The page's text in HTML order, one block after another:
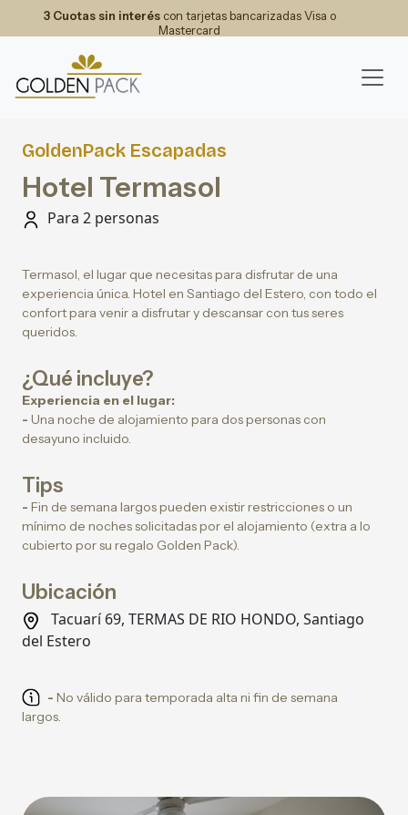
3 Cuotas sin interéscon tarjetas bancarizadas Visa o
Mastercard
GoldenPack Escapadas
Hotel Termasol
Para 2 personas
Termasol, el lugar que necesitas para disfrutar de una
experiencia única. Hotel en Santiago del Estero, con todo el
confort para venir a disfrutar y descansar con tus seres
queridos.
¿Qué incluye?
Experiencia en el lugar:
- Una noche de alojamiento para dos personas con
desayuno incluido.
Tips
- Fin de semana largos pueden existir restricciones o un
mínimo de noches solicitadas por el alojamiento (extra a lo
cubierto por su regalo Golden Pack).
Ubicación
Tacuarí 69, TERMAS DE RIO HONDO, Santiago
del Estero
- No válido para temporada alta ni fin de semana
largos.